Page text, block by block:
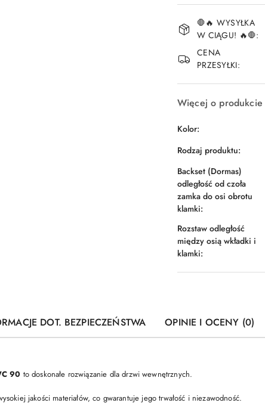
Dostępność
i
dostawa
🛑🔥 WYSYŁKA
W CIĄGU! 🔥🛑:
CENA
PRZESYŁKI:
Więcej o produkcie
Kolor:
Rodzaj produktu:
Backset (Dormas)
odległość od czoła
zamka do osi obrotu
klamki:
Rozstaw odległość
między osią wkładki i
klamki:
DOT. BEZPIECZEŃSTWA OPINIE I OCENY (0)
90 to doskonałe rozwiązanie dla drzwi wewnętrznych.
jakości materiałów, co gwarantuje jego trwałość i niezawodność.